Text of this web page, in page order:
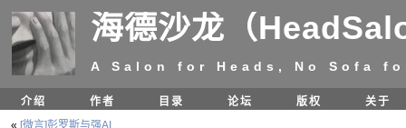
海德沙龙（
A Salon for Heads, No Sofa
介绍 作者 目录 论坛 版权
关于
« [微言]彭罗斯与强AI